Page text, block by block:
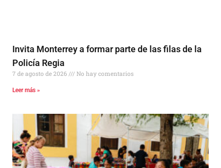
Invita Monterrey a formar parte de las filas de la
Policía Regia
7 de agosto de 2026 No hay comentarios
Leer más »